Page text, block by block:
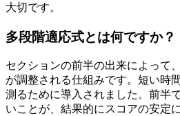
大切です。
多段階適応式とは何ですか？
セクションの前半の出来によって
が調整される仕組みです。短い時
測るために導入されました。前半
いことが、結果的にスコアの安定